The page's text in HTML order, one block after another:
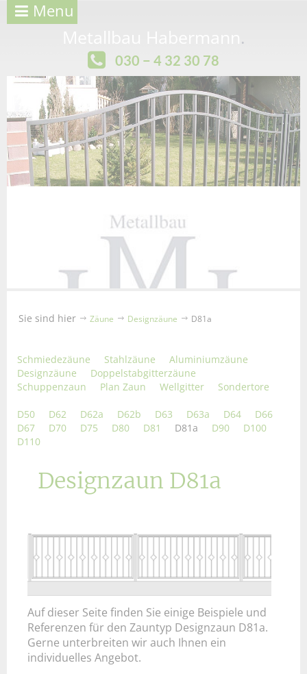
Menu
.
030 − 4 32 30 78
Sie sind hier Zäune Designzäune D81a
Schmiedezäune Stahlzäune
Aluminiumzäune
Designzäune
Doppelstabgitterzäune
Schuppenzaun
Plan Zaun Wellgitter Sondertore
D50 D62 D62a D62b D63 D63a D64
D66
D67
D70 D75 D80 D81 D81a D90
D100
D110
Designzaun D81a
Auf dieser Seite finden Sie einige Beispiele und
Referenzen für den Zauntyp Designzaun D81a.
Gerne unterbreiten wir auch Ihnen ein
individuelles Angebot.